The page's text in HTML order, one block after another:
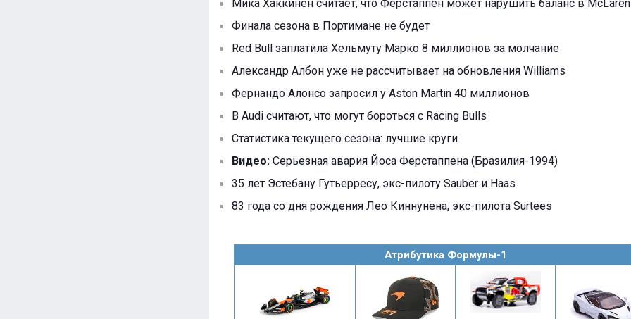
Мика Хаккинен считает, что Ферстаппен может нарушить баланс в McLaren
Финала сезона в Портимане не будет
Red Bull заплатила Хельмуту Марко 8 миллионов за молчание
Александр Албон уже не рассчитывает на обновления Williams
Фернандо Алонсо запросил у Aston Martin 40 миллионов
В Audi считают, что могут бороться с Racing Bulls
Статистика текущего сезона: лучшие круги
Видео: Серьезная авария Йоса Ферстаппена (Бразилия-1994)
35 лет Эстебану Гутьерресу, экс-пилоту Sauber и Haas
83 года со дня рождения Лео Киннунена, экс-пилота Surtees
Атрибутика Формулы-1